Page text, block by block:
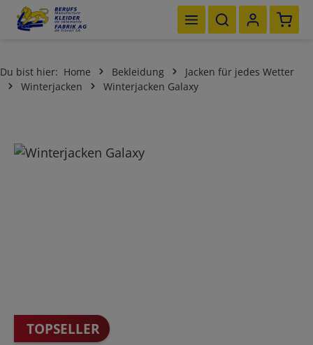
Zum Hauptinhalt springen
Du bist hier: Home Bekleidung
Jacken für jedes Wetter
Winterjacken
Winterjacken Galaxy
Bildergalerie überspringen
TOPSELLER